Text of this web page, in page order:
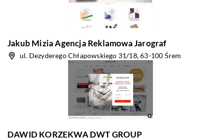
Jakub Mizia Agencja Reklamowa Jarograf
ul. Dezyderego Chłapowskiego 31/18, 63-100 Śrem
DAWID KORZEKWA DWT GROUP